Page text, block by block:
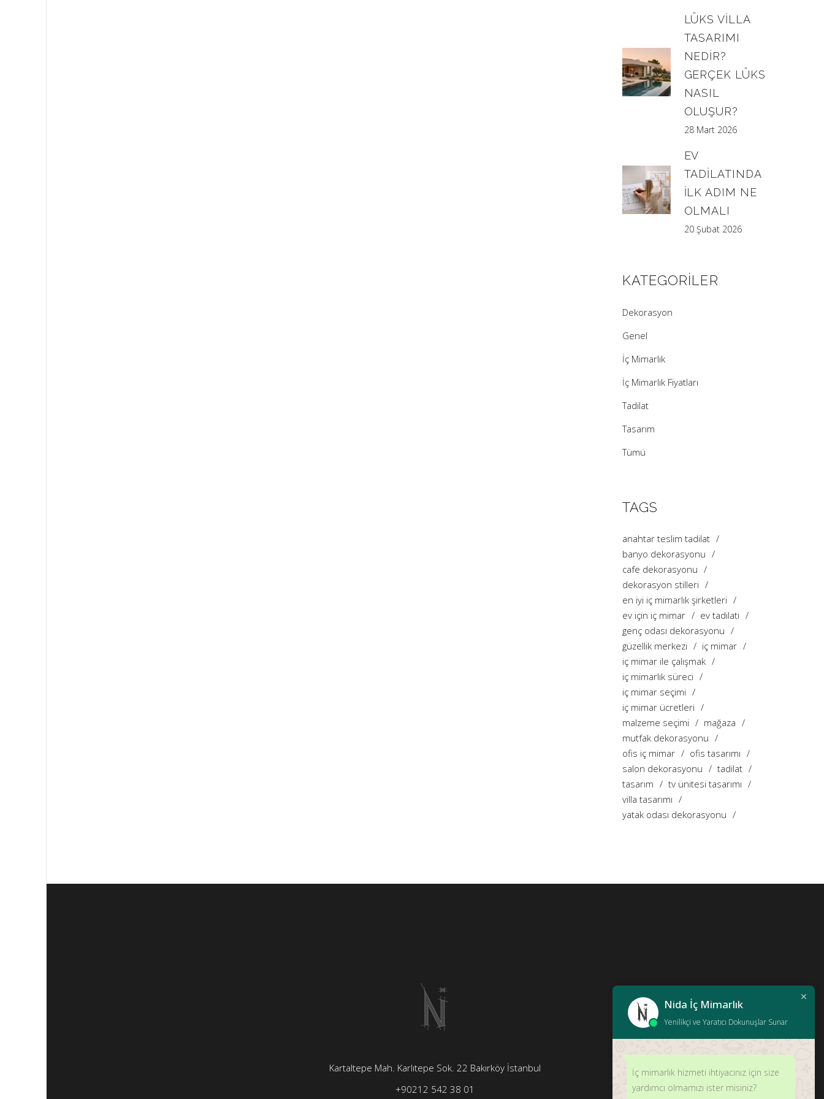
LÜKS VILLA
TASARIMI
NEDIR?
GERÇEK LÜKS
NASIL
OLUŞUR?
28 Mart 2026
EV
TADILATINDA
İLK ADIM NE
OLMALI
20 Şubat 2026
KATEGORILER
Dekorasyon
Genel
İç Mimarlık
İç Mimarlık Fiyatları
Tadilat
Tasarım
Tümü
TAGS
anahtar teslim tadilat
banyo dekorasyonu
cafe dekorasyonu
dekorasyon stilleri
en iyi iç mimarlık şirketleri
ev için iç mimar
ev tadilatı
genç odası dekorasyonu
güzellik merkezi
iç mimar
iç mimar ile çalışmak
iç mimarlık süreci
iç mimar seçimi
iç mimar ücretleri
malzeme seçimi
mağaza
mutfak dekorasyonu
ofis iç mimar
ofis tasarımı
salon dekorasyonu
tadilat
tasarım
tv ünitesi tasarımı
villa tasarımı
yatak odası dekorasyonu
Kartaltepe Mah. Karlıtepe Sok. 22 Bakırköy İstanbul
+90212 542 38 01
Nida İç Mimarlık
Yenilikçi ve Yaratıcı Dokunuşlar Sunar
İç mimarlık hizmeti ihtiyacınız için size
yardımcı olmamızı ister misiniz?